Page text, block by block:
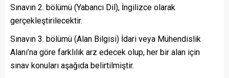
Sınavın 2. bölümü (Yabancı Dil), İngilizce olarak
gerçekleştirilecektir.
Sınavın 3. bölümü (Alan Bilgisi) İdari veya Mühendislik
Alanı’na göre farklılık arz edecek olup, her bir alan için
sınav konuları aşağıda belirtilmiştir.